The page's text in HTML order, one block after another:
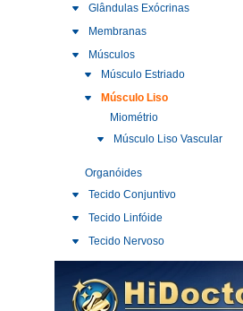
Glândulas Exócrinas
Membranas
Músculos
Músculo Estriado
Músculo Liso
Miométrio
Músculo Liso Vascular
Organóides
Tecido Conjuntivo
Tecido Linfóide
Tecido Nervoso